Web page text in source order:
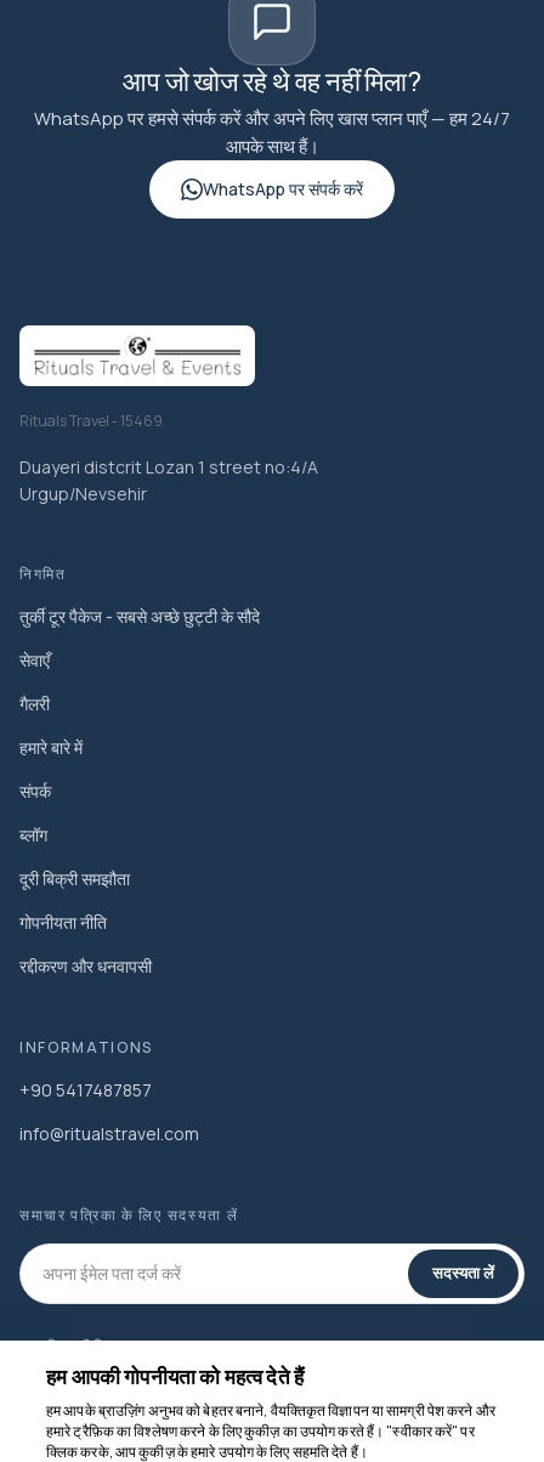
आप जो खोज रहे थे वह नहीं मिला?
WhatsApp पर हमसे संपर्क करें और अपने लिए खास प्लान पाएँ — हम 24/7
आपके साथ हैं।
WhatsApp पर संपर्क करें
Rituals Travel - 15469
Duayeri distcrit Lozan 1 street no:4/A
Urgup/Nevsehir
निगमित
तुर्की टूर पैकेज - सबसे अच्छे छुट्टी के सौदे
सेवाएँ
गैलरी
हमारे बारे में
संपर्क
ब्लॉग
दूरी बिक्री समझौता
गोपनीयता नीति
रद्दीकरण और धनवापसी
INFORMATIONS
+90 5417487857
info@ritualstravel.com
समाचार पत्रिका के लिए सदस्यता लें
सदस्यता लें
सामाजिक मीडिया
हम आपकी गोपनीयता को महत्व देते हैं
हम आपके ब्राउज़िंग अनुभव को बेहतर बनाने, वैयक्तिकृत विज्ञापन या सामग्री पेश करने और
हमारे ट्रैफ़िक का विश्लेषण करने के लिए कुकीज़ का उपयोग करते हैं। "स्वीकार करें" पर
क्लिक करके, आप कुकीज़ के हमारे उपयोग के लिए सहमति देते हैं।